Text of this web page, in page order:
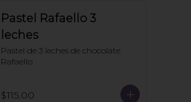
Pastel Rafaello 3
leches
Pastel de 3 leches de chocolate
Rafaello
$115.00